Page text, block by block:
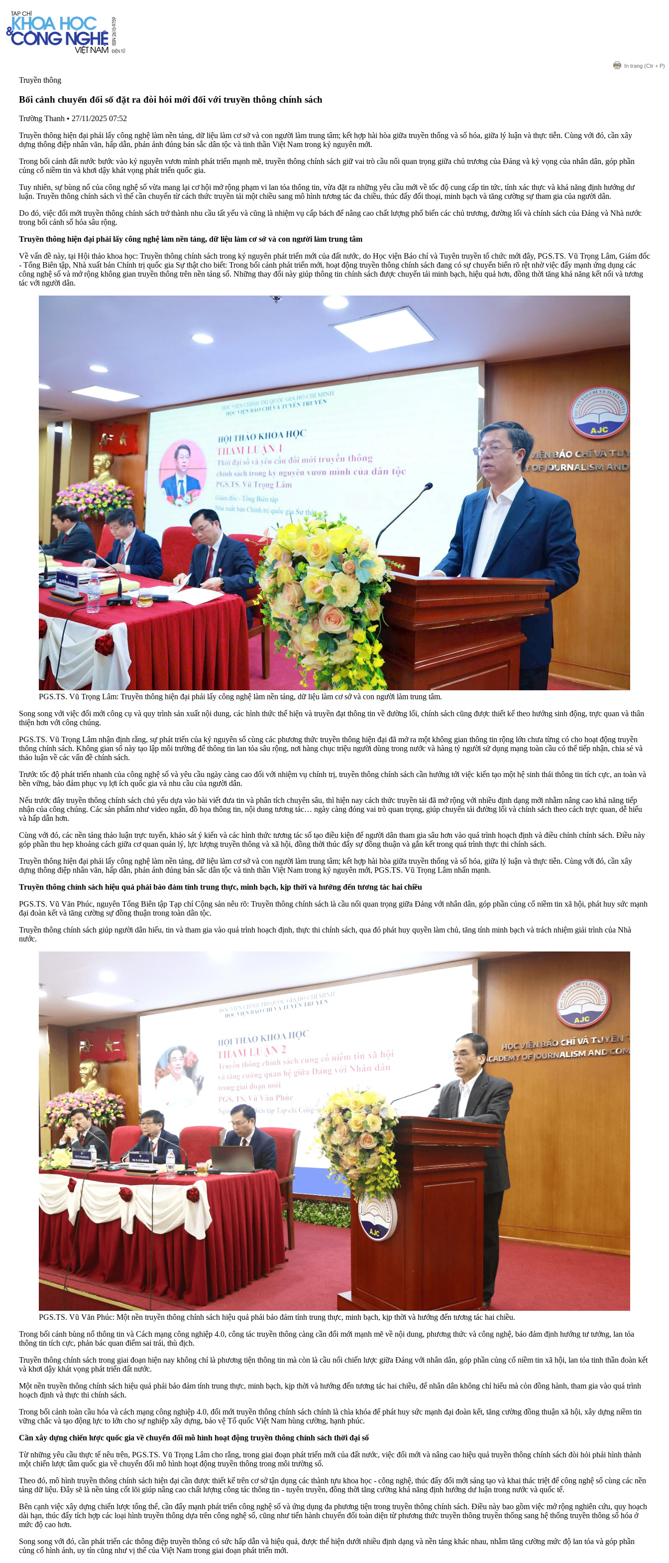
In trang (Ctr + P)
Truyền thông
Bối cảnh chuyển đổi số đặt ra đòi hỏi mới đối với truyền thông chính sách
Trường Thanh • 27/11/2025 07:52
Truyền thông hiện đại phải lấy công nghệ làm nền tảng, dữ liệu làm cơ sở và con người làm trung tâm; kết hợp hài hòa giữa truyền thống và số hóa, giữa lý luận và thực tiễn. Cùng với đó, cần xây
dựng thông điệp nhân văn, hấp dẫn, phản ánh đúng bản sắc dân tộc và tinh thần Việt Nam trong kỷ nguyên mới.
Trong bối cảnh đất nước bước vào kỷ nguyên vươn mình phát triển mạnh mẽ, truyền thông chính sách giữ vai trò cầu nối quan trọng giữa chủ trương của Đảng và kỳ vọng của nhân dân, góp phần
củng cố niềm tin và khơi dậy khát vọng phát triển quốc gia.
Tuy nhiên, sự bùng nổ của công nghệ số vừa mang lại cơ hội mở rộng phạm vi lan tỏa thông tin, vừa đặt ra những yêu cầu mới về tốc độ cung cấp tin tức, tính xác thực và khả năng định hướng dư
luận. Truyền thông chính sách vì thế cần chuyển từ cách thức truyền tải một chiều sang mô hình tương tác đa chiều, thúc đẩy đối thoại, minh bạch và tăng cường sự tham gia của người dân.
Do đó, việc đổi mới truyền thông chính sách trở thành nhu cầu tất yếu và cũng là nhiệm vụ cấp bách để nâng cao chất lượng phổ biến các chủ trương, đường lối và chính sách của Đảng và Nhà nước
trong bối cảnh số hóa sâu rộng.
Truyền thông hiện đại phải lấy công nghệ làm nền tảng, dữ liệu làm cơ sở và con người làm trung tâm
Về vấn đề này, tại Hội thảo khoa học: Truyền thông chính sách trong kỷ nguyên phát triển mới của đất nước, do Học viện Báo chí và Tuyên truyền tổ chức mới đây, PGS.TS. Vũ Trọng Lâm, Giám đốc
- Tổng Biên tập, Nhà xuất bản Chính trị quốc gia Sự thật cho biết: Trong bối cảnh phát triển mới, hoạt động truyền thông chính sách đang có sự chuyển biến rõ rệt nhờ việc đẩy mạnh ứng dụng các
công nghệ số và mở rộng không gian truyền thông trên nền tảng số. Những thay đổi này giúp thông tin chính sách được chuyển tải minh bạch, hiệu quả hơn, đồng thời tăng khả năng kết nối và tương
tác với người dân.
PGS.TS. Vũ Trọng Lâm: Truyền thông hiện đại phải lấy công nghệ làm nền tảng, dữ liệu làm cơ sở và con người làm trung tâm.
Song song với việc đổi mới công cụ và quy trình sản xuất nội dung, các hình thức thể hiện và truyền đạt thông tin về đường lối, chính sách cũng được thiết kế theo hướng sinh động, trực quan và thân
thiện hơn với công chúng.
PGS.TS. Vũ Trọng Lâm nhận định rằng, sự phát triển của kỷ nguyên số cùng các phương thức truyền thông hiện đại đã mở ra một không gian thông tin rộng lớn chưa từng có cho hoạt động truyền
thông chính sách. Không gian số này tạo lập môi trường để thông tin lan tỏa sâu rộng, nơi hàng chục triệu người dùng trong nước và hàng tỷ người sử dụng mạng toàn cầu có thể tiếp nhận, chia sẻ và
thảo luận về các vấn đề chính sách.
Trước tốc độ phát triển nhanh của công nghệ số và yêu cầu ngày càng cao đối với nhiệm vụ chính trị, truyền thông chính sách cần hướng tới việc kiến tạo một hệ sinh thái thông tin tích cực, an toàn và
bền vững, bảo đảm phục vụ lợi ích quốc gia và nhu cầu của người dân.
Nếu trước đây truyền thông chính sách chủ yếu dựa vào bài viết đưa tin và phân tích chuyên sâu, thì hiện nay cách thức truyền tải đã mở rộng với nhiều định dạng mới nhằm nâng cao khả năng tiếp
nhận của công chúng. Các sản phẩm như video ngắn, đồ họa thông tin, nội dung tương tác… ngày càng đóng vai trò quan trọng, giúp chuyển tải đường lối và chính sách theo cách trực quan, dễ hiểu
và hấp dẫn hơn.
Cùng với đó, các nền tảng thảo luận trực tuyến, khảo sát ý kiến và các hình thức tương tác số tạo điều kiện để người dân tham gia sâu hơn vào quá trình hoạch định và điều chỉnh chính sách. Điều này
góp phần thu hẹp khoảng cách giữa cơ quan quản lý, lực lượng truyền thông và xã hội, đồng thời thúc đẩy sự đồng thuận và gắn kết trong quá trình thực thi chính sách.
Truyền thông hiện đại phải lấy công nghệ làm nền tảng, dữ liệu làm cơ sở và con người làm trung tâm; kết hợp hài hòa giữa truyền thống và số hóa, giữa lý luận và thực tiễn. Cùng với đó, cần xây
dựng thông điệp nhân văn, hấp dẫn, phản ánh đúng bản sắc dân tộc và tinh thần Việt Nam trong kỷ nguyên mới, PGS.TS. Vũ Trọng Lâm nhấn mạnh.
Truyền thông chính sách hiệu quả phải bảo đảm tính trung thực, minh bạch, kịp thời và hướng đến tương tác hai chiều
PGS.TS. Vũ Văn Phúc, nguyên Tổng Biên tập Tạp chí Cộng sản nêu rõ: Truyền thông chính sách là cầu nối quan trọng giữa Đảng với nhân dân, góp phần củng cố niềm tin xã hội, phát huy sức mạnh
đại đoàn kết và tăng cường sự đồng thuận trong toàn dân tộc.
Truyền thông chính sách giúp người dân hiểu, tin và tham gia vào quá trình hoạch định, thực thi chính sách, qua đó phát huy quyền làm chủ, tăng tính minh bạch và trách nhiệm giải trình của Nhà
nước.
PGS.TS. Vũ Văn Phúc: Một nền truyền thông chính sách hiệu quả phải bảo đảm tính trung thực, minh bạch, kịp thời và hướng đến tương tác hai chiều.
Trong bối cảnh bùng nổ thông tin và Cách mạng công nghiệp 4.0, công tác truyền thông càng cần đổi mới mạnh mẽ về nội dung, phương thức và công nghệ, bảo đảm định hướng tư tưởng, lan tỏa
thông tin tích cực, phản bác quan điểm sai trái, thù địch.
Truyền thông chính sách trong giai đoạn hiện nay không chỉ là phương tiện thông tin mà còn là cầu nối chiến lược giữa Đảng với nhân dân, góp phần củng cố niềm tin xã hội, lan tỏa tinh thần đoàn kết
và khơi dậy khát vọng phát triển đất nước.
Một nền truyền thông chính sách hiệu quả phải bảo đảm tính trung thực, minh bạch, kịp thời và hướng đến tương tác hai chiều, để nhân dân không chỉ hiểu mà còn đồng hành, tham gia vào quá trình
hoạch định và thực thi chính sách.
Trong bối cảnh toàn cầu hóa và cách mạng công nghiệp 4.0, đổi mới truyền thông chính sách chính là chìa khóa để phát huy sức mạnh đại đoàn kết, tăng cường đồng thuận xã hội, xây dựng niềm tin
vững chắc và tạo động lực to lớn cho sự nghiệp xây dựng, bảo vệ Tổ quốc Việt Nam hùng cường, hạnh phúc.
Cần xây dựng chiến lược quốc gia về chuyển đổi mô hình hoạt động truyền thông chính sách thời đại số
Từ những yêu cầu thực tế nêu trên, PGS.TS. Vũ Trọng Lâm cho rằng, trong giai đoạn phát triển mới của đất nước, việc đổi mới và nâng cao hiệu quả truyền thông chính sách đòi hỏi phải hình thành
một chiến lược tầm quốc gia về chuyển đổi mô hình hoạt động truyền thông trong môi trường số.
Theo đó, mô hình truyền thông chính sách hiện đại cần được thiết kế trên cơ sở tận dụng các thành tựu khoa học - công nghệ, thúc đẩy đổi mới sáng tạo và khai thác triệt để công nghệ số cùng các nền
tảng dữ liệu. Đây sẽ là nền tảng cốt lõi giúp nâng cao chất lượng công tác thông tin - tuyên truyền, đồng thời tăng cường khả năng định hướng dư luận trong nước và quốc tế.
Bên cạnh việc xây dựng chiến lược tổng thể, cần đẩy mạnh phát triển công nghệ số và ứng dụng đa phương tiện trong truyền thông chính sách. Điều này bao gồm việc mở rộng nghiên cứu, quy hoạch
dài hạn, thúc đẩy tích hợp các loại hình truyền thông dựa trên công nghệ số, cũng như tiến hành chuyển đổi toàn diện từ phương thức truyền thông truyền thống sang hệ thống truyền thông số hóa ở
mức độ cao hơn.
Song song với đó, cần phát triển các thông điệp truyền thông có sức hấp dẫn và hiệu quả, được thể hiện dưới nhiều định dạng và nền tảng khác nhau, nhằm tăng cường mức độ lan tỏa và góp phần
củng cố hình ảnh, uy tín cũng như vị thế của Việt Nam trong giai đoạn phát triển mới.